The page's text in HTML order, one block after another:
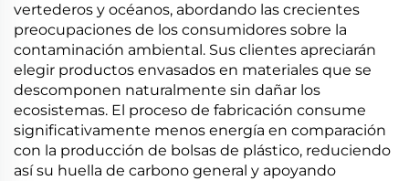
vertederos y océanos, abordando las crecientes
preocupaciones de los consumidores sobre la
contaminación ambiental. Sus clientes apreciarán
elegir productos envasados en materiales que se
descomponen naturalmente sin dañar los
ecosistemas. El proceso de fabricación consume
significativamente menos energía en comparación
con la producción de bolsas de plástico, reduciendo
así su huella de carbono general y apoyando